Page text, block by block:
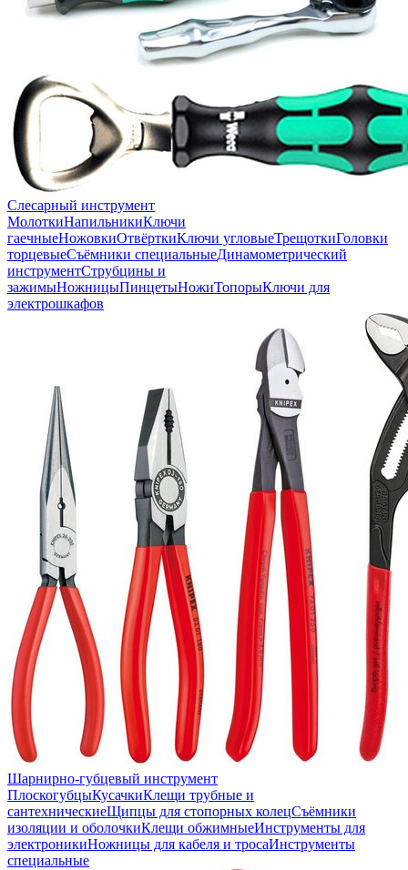
Слесарный инструмент
МолоткиНапильникиКлючи
гаечныеНожовкиОтвёрткиКлючи угловыеТрещоткиГоловки
торцевыеСъёмники специальныеДинамометрический
инструментСтрубцины и
зажимыНожницыПинцетыНожиТопорыКлючи для
электрошкафов
Шарнирно-губцевый инструмент
ПлоскогубцыКусачкиКлещи трубные и
сантехническиеЩипцы для стопорных колецСъёмники
изоляции и оболочкиКлещи обжимныеИнструменты для
электроникиНожницы для кабеля и тросаИнструменты
специальные